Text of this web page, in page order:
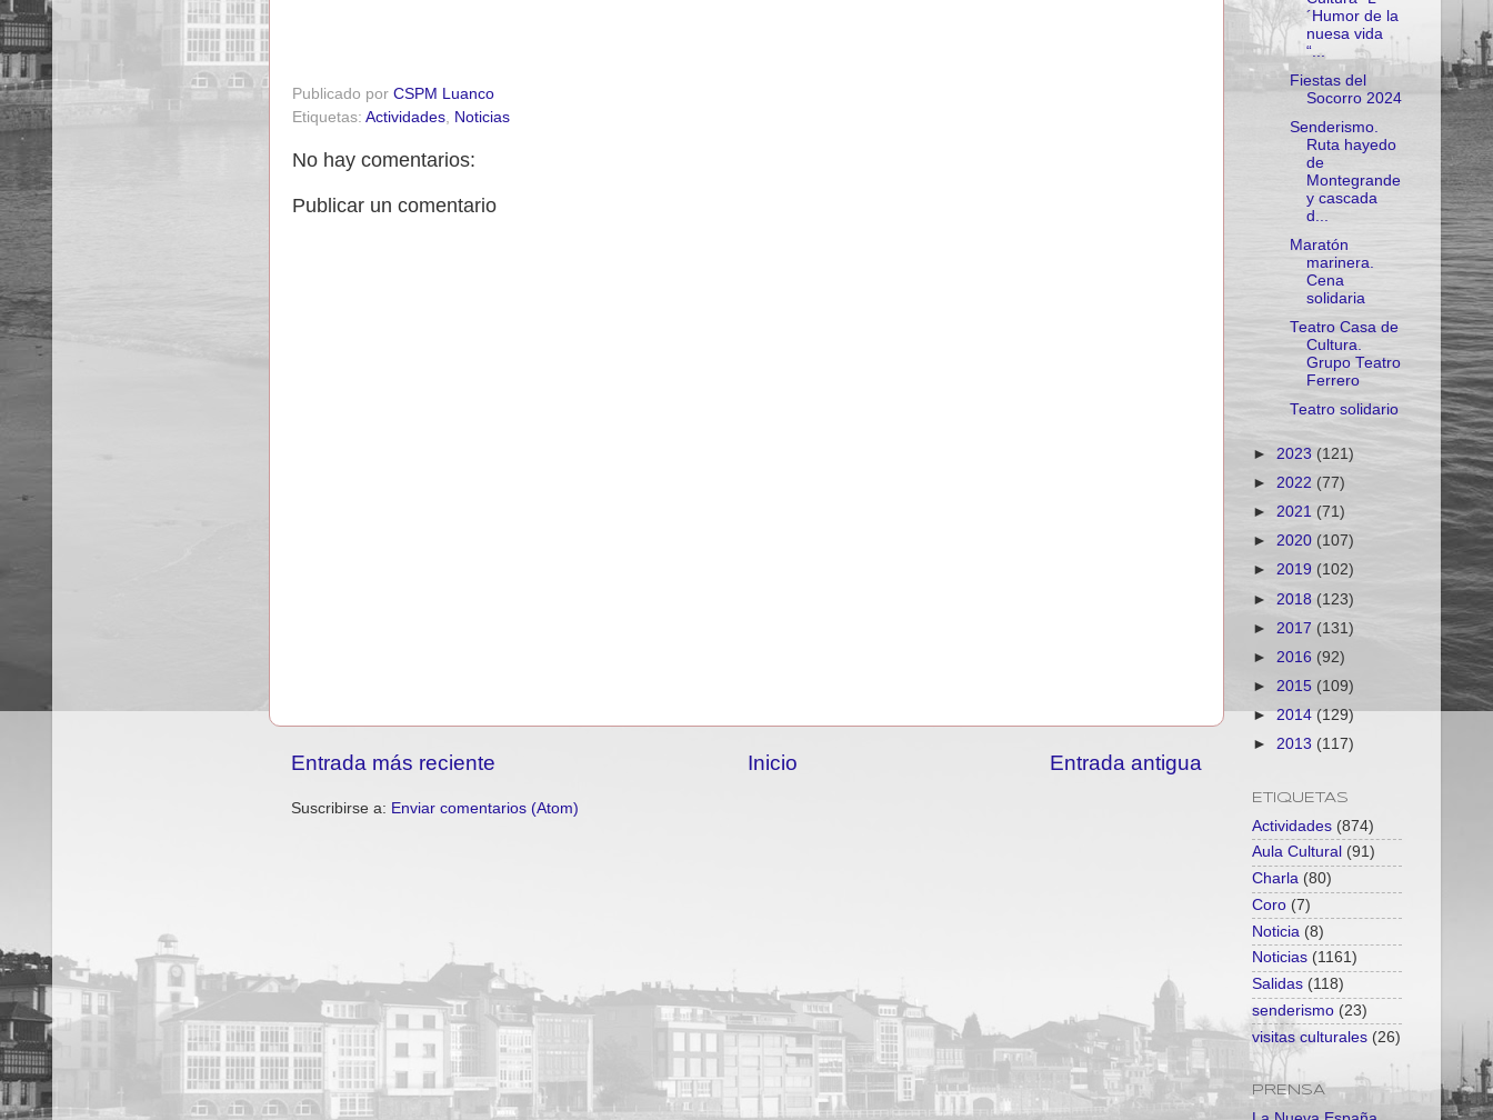
Publicado por CSPM Luanco
Etiquetas: Actividades Noticias
No hay comentarios:
Publicar un comentario
Entrada más reciente Entrada antigua
Inicio
Suscribirse a: Enviar comentarios (Atom)
´Humor de la
nuesa vida
“...
Fiestas del
Socorro 2024
Senderismo.
Ruta hayedo
de
Montegrande
y cascada
d...
Maratón
marinera.
Cena
solidaria
Teatro Casa de
Cultura.
Grupo Teatro
Ferrero
Teatro solidario
► 2023 (121)
► 2022 (77)
► 2021 (71)
► 2020 (107)
► 2019 (102)
► 2018 (123)
► 2017 (131)
► 2016 (92)
► 2015 (109)
►2014(129)
► 2013 (117)
ETIQUETAS
Actividades (874)
Aula Cultural (91)
Charla (80)
Coro (7)
Noticia (8)
Noticias (1161)
Salidas (118)
senderismo (23)
visitas culturales (26)
PRENSA